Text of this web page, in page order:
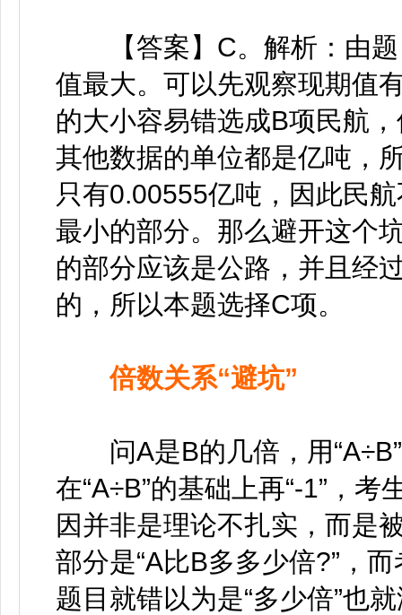
【答案】C。解析：由题
值最大。可以先观察现期值
的大小容易错选成B项民航
其他数据的单位都是亿吨，
只有0.00555亿吨，因此民
最小的部分。那么避开这个
的部分应该是公路，并且经
的，所以本题选择C项。
倍数关系“避坑”
问A是B的几倍，用“A÷B”
在“A÷B”的基础上再“-1”，
因并非是理论不扎实，而是
部分是“A比B多多少倍?”，
题目就错以为是“多少倍”也